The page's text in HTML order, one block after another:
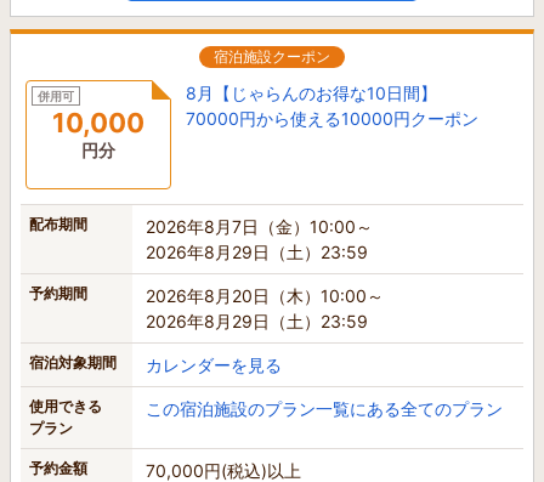
宿泊施設クーポン
併用可
10,000
円分
8月【じゃらんのお得な10日間】
70000円から使える10000円クーポン
配布期間
2026年8月7日（金）10:00～
2026年8月29日（土）23:59
予約期間
2026年8月20日（木）10:00～
2026年8月29日（土）23:59
宿泊対象期間 カレンダーを見る
使用できる
プラン
この宿泊施設のプラン一覧にある全てのプラン
予約金額 70,000円(税込)以上